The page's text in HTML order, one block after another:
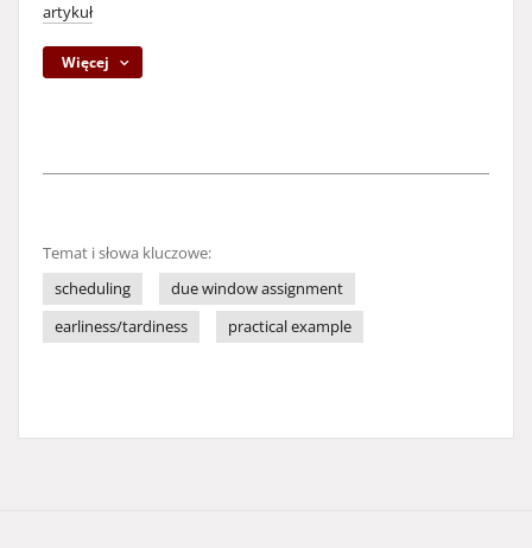
artykuł
Więcej
Temat i słowa kluczowe:
scheduling
due window assignment
earliness/tardiness
practical example